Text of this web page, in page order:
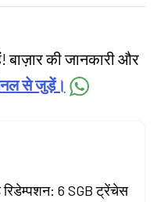
बाज़ार की जानकारी और
से जुड़ें।
रिडेम्पशन: 6 SGB ट्रेंचेस